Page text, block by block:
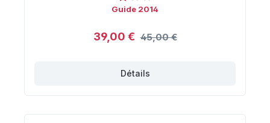
Guide 2014
39,00 € 45,00 €
Détails